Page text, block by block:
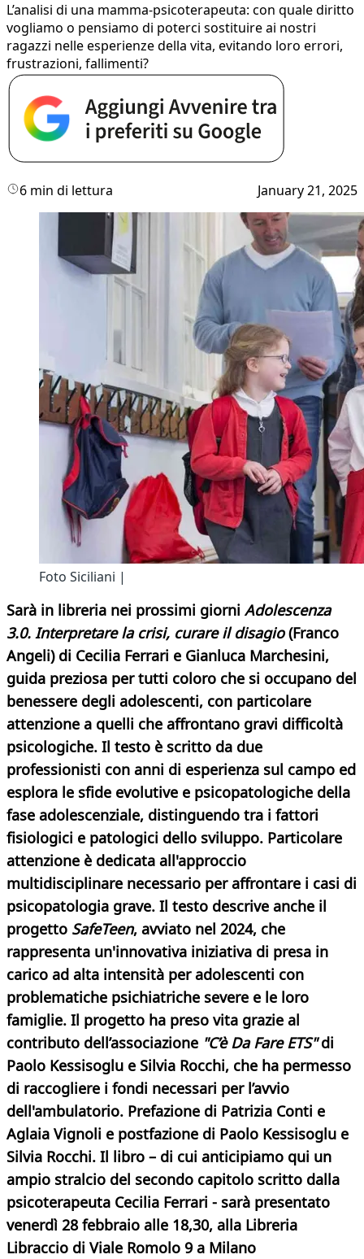
L’analisi di una mamma-psicoterapeuta: con quale diritto
vogliamo o pensiamo di poterci sostituire ai nostri
ragazzi nelle esperienze della vita, evitando loro errori,
frustrazioni, fallimenti?
6 min di lettura January 21, 2025
Foto Siciliani |
Sarà in libreria nei prossimi giorni Adolescenza
3.0. Interpretare la crisi, curare il disagio(Franco
Angeli) di Cecilia Ferrari e Gianluca Marchesini,
guida preziosa per tutti coloro che si occupano del
benessere degli adolescenti, con particolare
attenzione a quelli che affrontano gravi difficoltà
psicologiche. Il testo è scritto da due
professionisti con anni di esperienza sul campo ed
esplora le sfide evolutive e psicopatologiche della
fase adolescenziale, distinguendo tra i fattori
fisiologici e patologici dello sviluppo. Particolare
attenzione è dedicata all'approccio
multidisciplinare necessario per affrontare i casi di
psicopatologia grave. Il testo descrive anche il
progetto SafeTeen, avviato nel 2024, che
rappresenta un'innovativa iniziativa di presa in
carico ad alta intensità per adolescenti con
problematiche psichiatriche severe e le loro
famiglie. Il progetto ha preso vita grazie al
contributo dell’associazione "C’è Da Fare ETS"di
Paolo Kessisoglu e Silvia Rocchi, che ha permesso
di raccogliere i fondi necessari per l’avvio
dell'ambulatorio. Prefazione di Patrizia Conti e
Aglaia Vignoli e postfazione di Paolo Kessisoglu e
Silvia Rocchi. Il libro – di cui anticipiamo qui un
ampio stralcio del secondo capitolo scritto dalla
psicoterapeuta Cecilia Ferrari - sarà presentato
venerdì 28 febbraio alle 18,30, alla Libreria
Libraccio di Viale Romolo 9 a Milano